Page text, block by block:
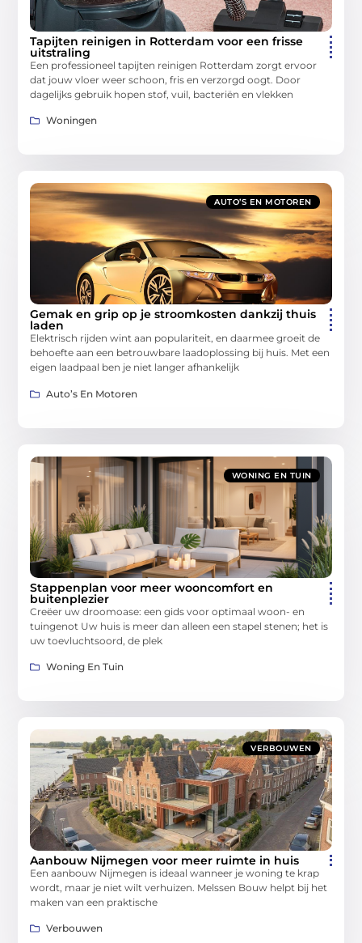
Tapijten reinigen in Rotterdam voor een frisse
uitstraling
Een professioneel tapijten reinigen Rotterdam zorgt ervoor
dat jouw vloer weer schoon, fris en verzorgd oogt. Door
dagelijks gebruik hopen stof, vuil, bacteriën en vlekken
Woningen
AUTO’S EN MOTOREN
Gemak en grip op je stroomkosten dankzij thuis
laden
Elektrisch rijden wint aan populariteit, en daarmee groeit de
behoefte aan een betrouwbare laadoplossing bij huis. Met een
eigen laadpaal ben je niet langer afhankelijk
Auto’s En Motoren
WONING EN TUIN
Stappenplan voor meer wooncomfort en
buitenplezier
Creëer uw droomoase: een gids voor optimaal woon- en
tuingenot Uw huis is meer dan alleen een stapel stenen; het is
uw toevluchtsoord, de plek
Woning En Tuin
VERBOUWEN
Aanbouw Nijmegen voor meer ruimte in huis
Een aanbouw Nijmegen is ideaal wanneer je woning te krap
wordt, maar je niet wilt verhuizen. Melssen Bouw helpt bij het
maken van een praktische
Verbouwen